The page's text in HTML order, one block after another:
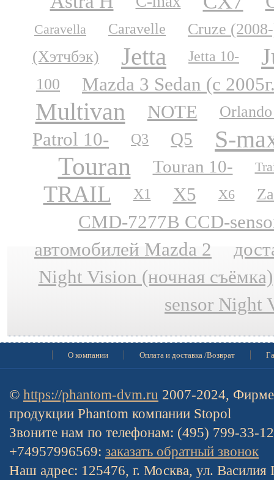
Caravella Caravelle
Cruze
(Хэтчбэк)
Jetta Jetta 10-
100 Mazda 3 Sedan (с
Multivan NOTE
Patrol 10- Q3 Q5 S-
Touran Touran 10-
TRAIL X1 X5 X6
CMD-7277B CCD-
автомобилей Mazda 2
Night Vision (ночная съёмка)
sensor Night
О компании Оплата и доставка /Возврат
© https://phantom-dvm.ru 2007-2024,
продукции Phantom компании Stopol
Звоните нам по телефонам: (495) 799-33-
+74957996569: заказать обратный звонок
Наш адрес: 125476, г. Москва, ул. Василия